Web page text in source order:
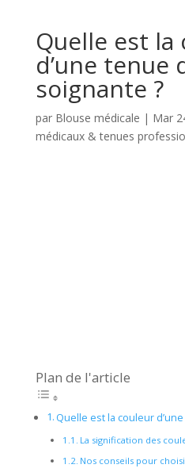
Quelle est la
d’une tenue
soignante ?
par Blouse médicale | Mar
médicaux & tenues
Plan de l'article
Quelle est la couleur
La signification des
Nos conseils pour